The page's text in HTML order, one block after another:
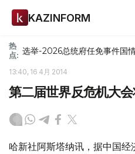
KAZINFORM
热
点: 选举-2026总统府任免事件国
13:40, 16 4月 2014
第二届世界反危机大
哈新社阿斯塔纳讯，据中国